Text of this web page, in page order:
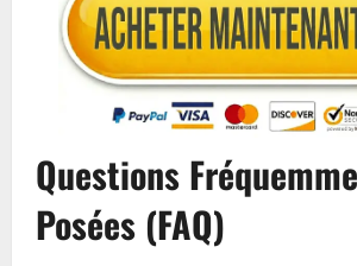
Questions
Posées (FAQ)